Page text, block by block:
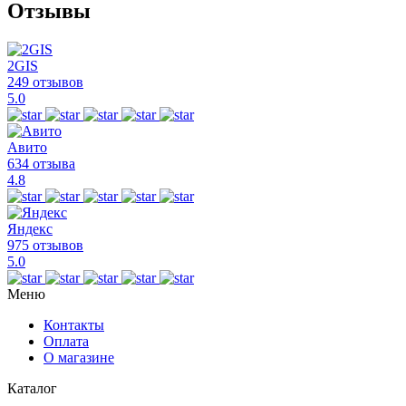
Отзывы
2GIS
249 отзывов
5.0
Авито
634 отзыва
4.8
Яндекс
975 отзывов
5.0
Меню
Контакты
Оплата
О магазине
Каталог